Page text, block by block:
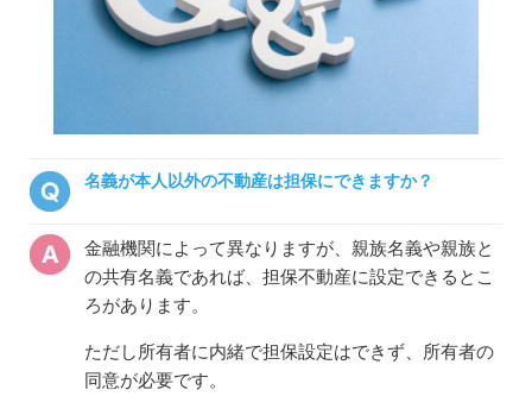
名義が本人以外の不動産は担保にできますか？
金融機関によって異なりますが、親族名義や親族と
の共有名義であれば、担保不動産に設定できるとこ
ろがあります。
ただし所有者に内緒で担保設定はできず、所有者の
同意が必要です。